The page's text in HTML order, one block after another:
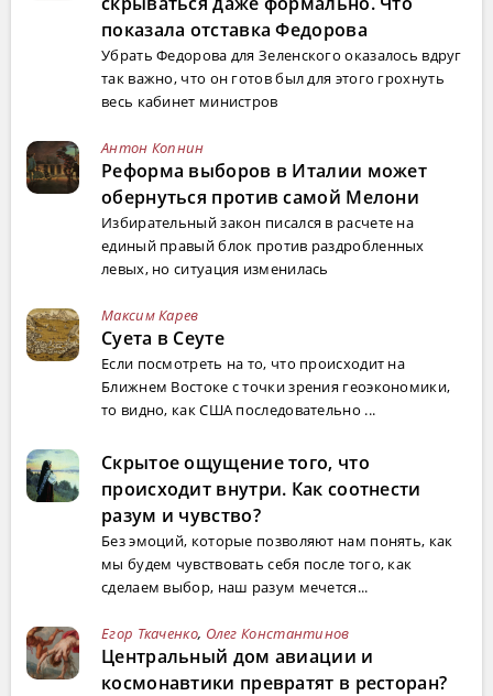
показала отставка Федорова
Убрать Федорова для Зеленского оказалось вдруг
так важно, что он готов был для этого грохнуть
весь кабинет министров
Антон Копнин
Реформа выборов в Италии может
обернуться против самой Мелони
Избирательный закон писался в расчете на
единый правый блок против раздробленных
левых, но ситуация изменилась
Максим Карев
Суета в Сеуте
Если посмотреть на то, что происходит на
Ближнем Востоке с точки зрения геоэкономики,
то видно, как США последовательно ...
Скрытое ощущение того, что
происходит внутри. Как соотнести
разум и чувство?
Без эмоций, которые позволяют нам понять, как
мы будем чувствовать себя после того, как
сделаем выбор, наш разум мечется...
Егор Ткаченко, Олег Константинов
Центральный дом авиации и
космонавтики превратят в ресторан?